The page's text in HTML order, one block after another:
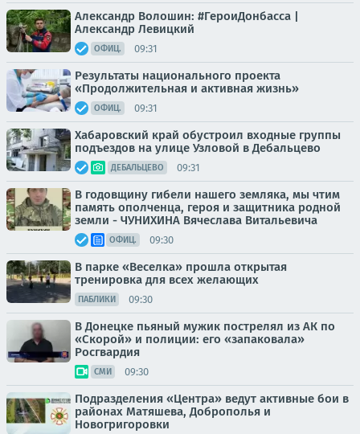
Александр Волошин: #ГероиДонбасса |
Александр Левицкий
ОФИЦ. 09:31
Результаты национального проекта
«Продолжительная и активная жизнь»
ОФИЦ. 09:31
Хабаровский край обустроил входные группы
подъездов на улице Узловой в Дебальцево
ДЕБАЛЬЦЕВО 09:31
В годовщину гибели нашего земляка, мы чтим
память ополченца, героя и защитника родной
земли - ЧУНИХИНА Вячеслава Витальевича
ОФИЦ. 09:30
В парке «Веселка» прошла открытая
тренировка для всех желающих
ПАБЛИКИ 09:30
В Донецке пьяный мужик пострелял из АК по
«Скорой» и полиции: его «запаковала»
Росгвардия
СМИ 09:30
Подразделения «Центра» ведут активные бои в
районах Матяшева, Доброполья и
Новогригоровки